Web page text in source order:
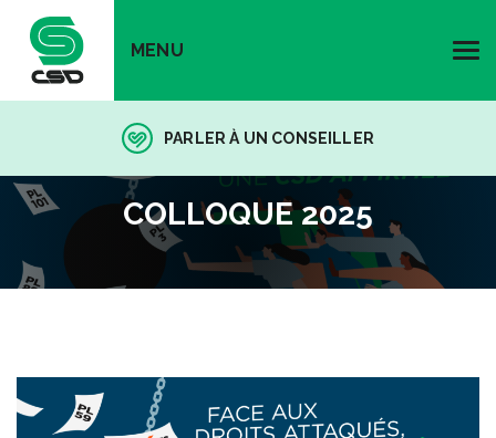
MENU
PARLER À UN CONSEILLER
COLLOQUE 2025